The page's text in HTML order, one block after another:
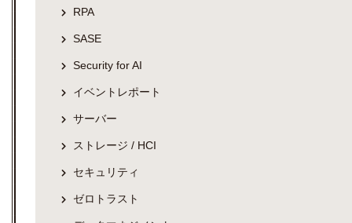
RPA
SASE
Security for AI
イベントレポート
サーバー
ストレージ / HCI
セキュリティ
ゼロトラスト